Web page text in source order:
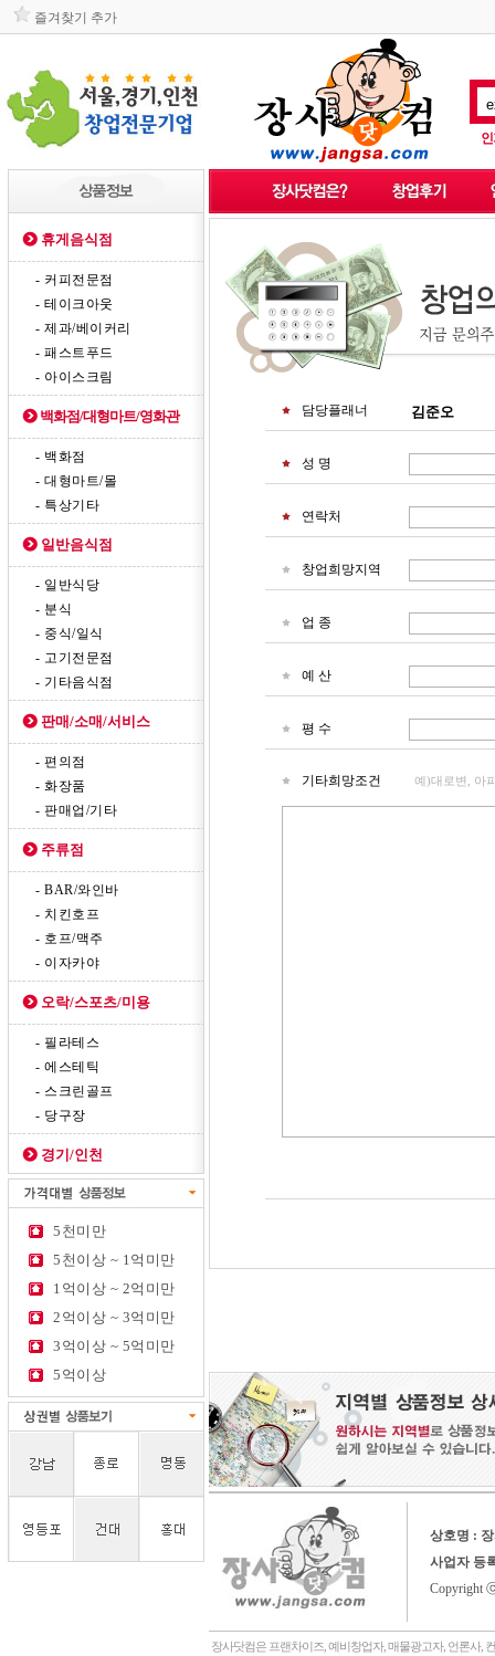
즐겨찾기 추가
휴게음식점
- 커피전문점
- 테이크아웃
- 제과/베이커리
- 패스트푸드
- 아이스크림
백화점/대형마트/영화관
- 백화점
- 대형마트/몰
- 특상기타
일반음식점
- 일반식당
- 분식
- 중식/일식
- 고기전문점
- 기타음식점
판매/소매/서비스
- 편의점
- 화장품
- 판매업/기타
주류점
- BAR/와인바
- 치킨호프
- 호프/맥주
- 이자카야
오락/스포츠/미용
- 필라테스
- 에스테틱
- 스크린골프
- 당구장
경기/인천
5천미만
5천이상 ~ 1억미만
1억이상 ~ 2억미만
2억이상 ~ 3억미만
3억이상 ~ 5억미만
5억이상
담당플래너
성 명
연락처
창업희망지역
업 종
예 산
평 수
기타희망조건 예)대로변, 아
상호명 :
사업자 등
Copyright
장사닷컴은 프랜차이즈, 예비창업자, 매물광고자, 언론사,